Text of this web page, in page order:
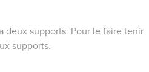
deux supports. Pour le faire tenir
supports.